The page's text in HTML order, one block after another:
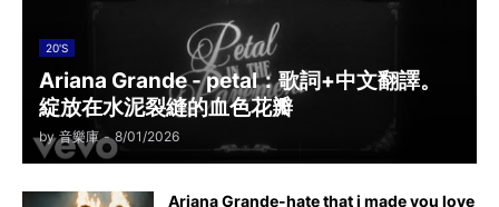
20'S
Ariana Grande - petal：歌詞+中文翻譯。
綻放在水泥裂縫的血色花瓣
by 音樂庫 - 8/01/2026
Ariana Grande-hate that i made you love